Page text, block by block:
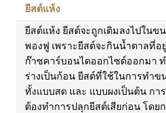
ยีสต์แห้ง
ยีสต์แห้ง ยีสต์จะถูกเติมลงไปในข
พองฟู เพราะยีสต์จะกินน้ำตาลที่อ
ก๊าซคาร์บอนไดออกไซด์ออกมา
ร่างเป็นก้อน ยีสต์ที่ใช้ในการทำ
ทั้งแบบสด และ แบบผงเป็นต้น กา
ต้องทำการปลุกยีสต์เสียก่อน โดย